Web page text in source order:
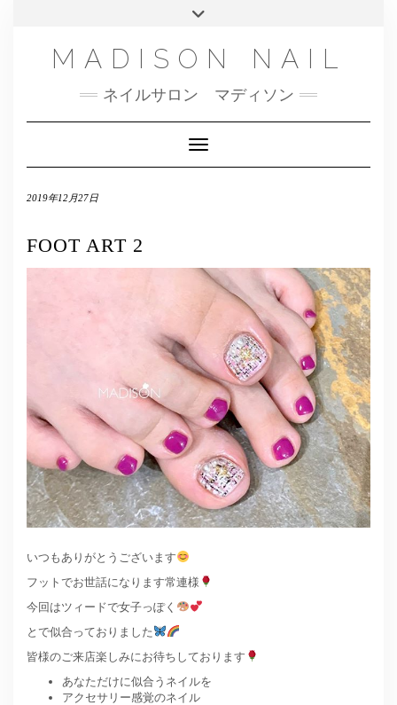
NAILBOOK(ご予約はこちら）
FACEBOOK
メール
MADISON NAIL
ネイルサロン マディソン
Toggle Navigation
2019年12月27日
FOOT ART 2
いつもありがとうございます
フットでお世話になります常連様
今回はツィードで女子っぽく
とで似合っておりました
皆様のご来店楽しみにお待ちしております
あなただけに似合うネイルを
アクセサリー感覚のネイル